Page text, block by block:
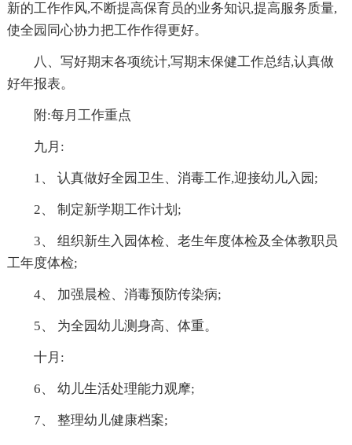
新的工作作风,不断提高保育员的业务知识,提高服务质量,
使全园同心协力把工作作得更好。
八、写好期末各项统计,写期末保健工作总结,认真做
好年报表。
附:每月工作重点
九月:
1、 认真做好全园卫生、消毒工作,迎接幼儿入园;
2、 制定新学期工作计划;
3、 组织新生入园体检、老生年度体检及全体教职员
工年度体检;
4、 加强晨检、消毒预防传染病;
5、 为全园幼儿测身高、体重。
十月:
6、 幼儿生活处理能力观摩;
7、 整理幼儿健康档案;